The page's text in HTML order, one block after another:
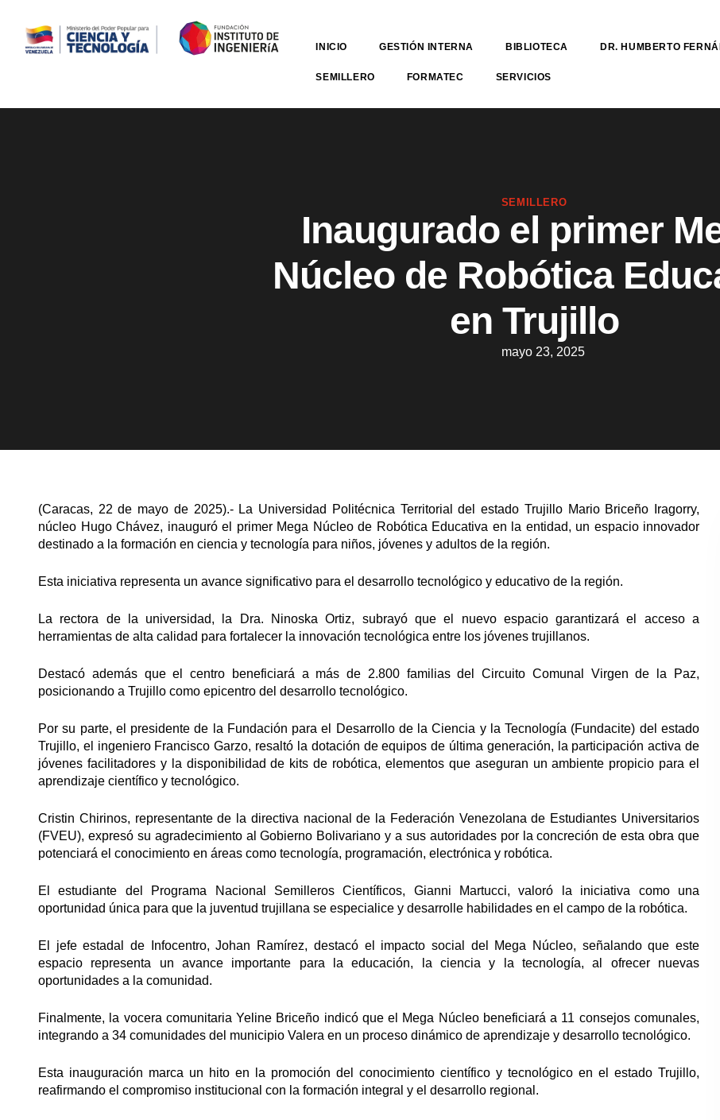
INICIO GESTIÓN INTERNA BIBLIOTECA DR. HUMBERTO
SEMILLERO FORMATEC SERVICIOS
SEMILLERO
Inaugurado el primer
Núcleo de Robótica
en Trujillo
mayo 23, 2025
(Caracas, 22 de mayo de 2025).- La Universidad Politécnica Territorial del estado Trujillo Mario Briceño Iragorry,
núcleo Hugo Chávez, inauguró el primer Mega Núcleo de Robótica Educativa en la entidad, un espacio innovador
destinado a la formación en ciencia y tecnología para niños, jóvenes y adultos de la región.
Esta iniciativa representa un avance significativo para el desarrollo tecnológico y educativo de la región.
La rectora de la universidad, la Dra. Ninoska Ortiz, subrayó que el nuevo espacio garantizará el acceso a
herramientas de alta calidad para fortalecer la innovación tecnológica entre los jóvenes trujillanos.
Destacó además que el centro beneficiará a más de 2.800 familias del Circuito Comunal Virgen de la Paz,
posicionando a Trujillo como epicentro del desarrollo tecnológico.
Por su parte, el presidente de la Fundación para el Desarrollo de la Ciencia y la Tecnología (Fundacite) del estado
Trujillo, el ingeniero Francisco Garzo, resaltó la dotación de equipos de última generación, la participación activa de
jóvenes facilitadores y la disponibilidad de kits de robótica, elementos que aseguran un ambiente propicio para el
aprendizaje científico y tecnológico.
Cristin Chirinos, representante de la directiva nacional de la Federación Venezolana de Estudiantes Universitarios
(FVEU), expresó su agradecimiento al Gobierno Bolivariano y a sus autoridades por la concreción de esta obra que
potenciará el conocimiento en áreas como tecnología, programación, electrónica y robótica.
El estudiante del Programa Nacional Semilleros Científicos, Gianni Martucci, valoró la iniciativa como una
oportunidad única para que la juventud trujillana se especialice y desarrolle habilidades en el campo de la robótica.
El jefe estadal de Infocentro, Johan Ramírez, destacó el impacto social del Mega Núcleo, señalando que este
espacio representa un avance importante para la educación, la ciencia y la tecnología, al ofrecer nuevas
oportunidades a la comunidad.
Finalmente, la vocera comunitaria Yeline Briceño indicó que el Mega Núcleo beneficiará a 11 consejos comunales,
integrando a 34 comunidades del municipio Valera en un proceso dinámico de aprendizaje y desarrollo tecnológico.
Esta inauguración marca un hito en la promoción del conocimiento científico y tecnológico en el estado Trujillo,
reafirmando el compromiso institucional con la formación integral y el desarrollo regional.